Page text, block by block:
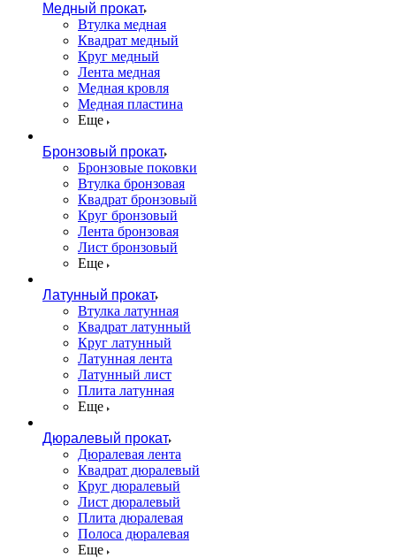
Медный прокат
Втулка медная
Квадрат медный
Круг медный
Лента медная
Медная кровля
Медная пластина
Еще
Бронзовый прокат
Бронзовые поковки
Втулка бронзовая
Квадрат бронзовый
Круг бронзовый
Лента бронзовая
Лист бронзовый
Еще
Латунный прокат
Втулка латунная
Квадрат латунный
Круг латунный
Латунная лента
Латунный лист
Плита латунная
Еще
Дюралевый прокат
Дюралевая лента
Квадрат дюралевый
Круг дюралевый
Лист дюралевый
Плита дюралевая
Полоса дюралевая
Еще